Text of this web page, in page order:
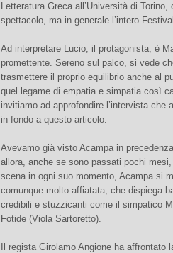
Letteratura Greca all’Università di
spettacolo, ma in generale l’intero
Ad interpretare Lucio, il protagonista, è
promettente. Sereno sul palco, si vede
trasmettere il proprio equilibrio anche al
quel legame di empatia e simpatia così
invitiamo ad approfondire l’intervista
in fondo a questo articolo.
Avevamo già visto Acampa in
allora, anche se sono passati pochi
scena in ogni suo momento, Acampa si
comunque molto affiatata, che dispiega
credibili e stuzzicanti come il simpatico
Fotide (Viola Sartoretto).
Il regista Girolamo Angione ha affrontato